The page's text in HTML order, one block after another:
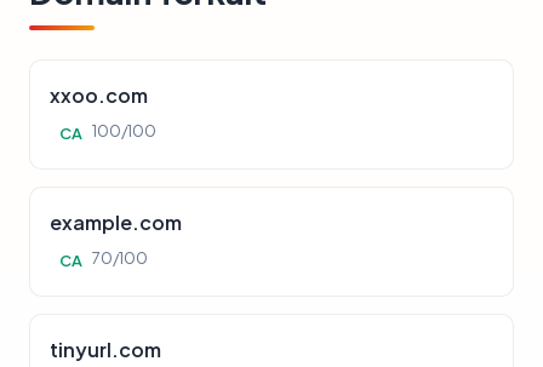
xxoo.com
CA 100/100
example.com
CA 70/100
tinyurl.com